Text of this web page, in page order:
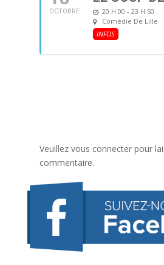
OCTOBRE
20 H 00 - 23 H 50
Comédie De Lille
INFOS
Veuillez vous connecter pour
commentaire.